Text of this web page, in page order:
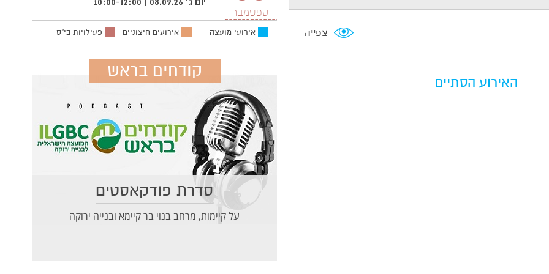
צפייה
האירוע הסתיים
ספטמבר
אירועי מועצה אירועים חיצוניים פעילויות בי"ס
קודחים בראש
סדרת פודקאסטים
על קיימות, מרחב בנוי בר קיימא ובנייה ירוקה